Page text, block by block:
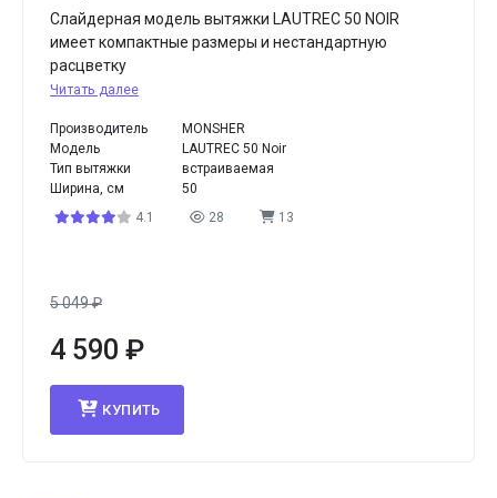
Слайдерная модель вытяжки LAUTREC 50 NOIR
имеет компактные размеры и нестандартную
расцветку
Читать далее
Производитель
MONSHER
Модель
LAUTREC 50 Noir
Тип вытяжки
встраиваемая
Ширина, см
50
4.1
28 13
5 049₽
4 590 ₽
КУПИТЬ